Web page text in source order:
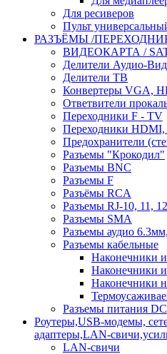
Для ресиверов
Пульт
РАЗЪЁМЫ /
ВИДЕОКАРТА /
Делители Аудио-
Делители ТВ
Конвертеры VGA,
Ответвители
Переходники F - TV
Переходники
Предохранители
Разъемы "Крокодил"
Разъемы BNC
Разъемы F
Разъёмы RCA
Разъемы RJ-10, 11,
Разъемы SMA
Разъемы аудио
Разъемы кабельные
Наконечники
Наконечники
Наконечники
Разъемы питания DC
Роутеры,USB-модемы,
адаптеры,LAN-
LAN-свичи